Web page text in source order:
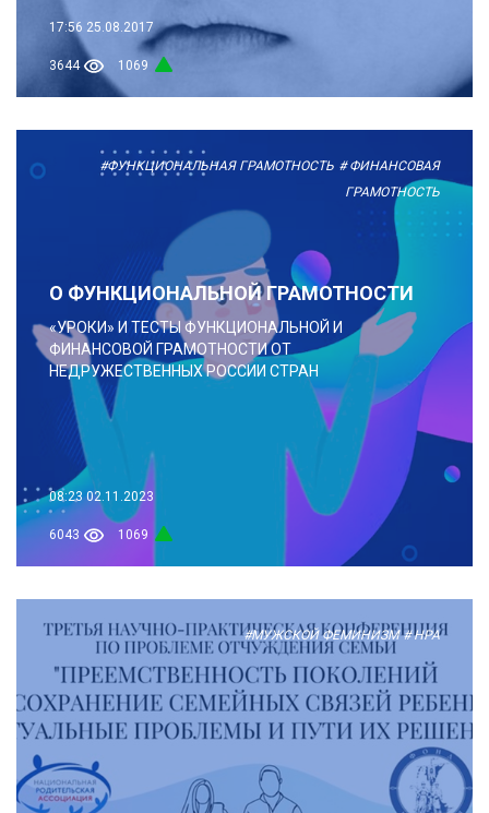
17:56 25.08.2017
3644 1069
#ФУНКЦИОНАЛЬНАЯ ГРАМОТНОСТЬ # ФИНАНСОВАЯ
ГРАМОТНОСТЬ
О ФУНКЦИОНАЛЬНОЙ ГРАМОТНОСТИ
«УРОКИ» И ТЕСТЫ ФУНКЦИОНАЛЬНОЙ И
ФИНАНСОВОЙ ГРАМОТНОСТИ ОТ
НЕДРУЖЕСТВЕННЫХ РОССИИ СТРАН
08:23 02.11.2023
6043 1069
#МУЖСКОЙ ФЕМИНИЗМ # НРА